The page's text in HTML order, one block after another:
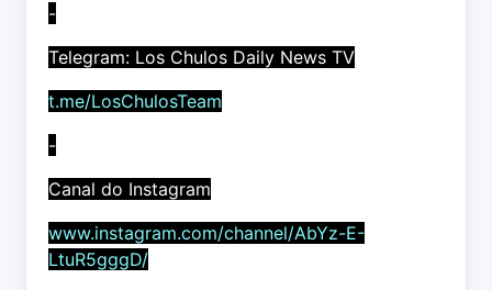
-
Telegram: Los Chulos Daily News TV
t.me/LosChulosTeam
-
Canal do Instagram
www.instagram.com/channel/AbYz-E-
LtuR5gggD/